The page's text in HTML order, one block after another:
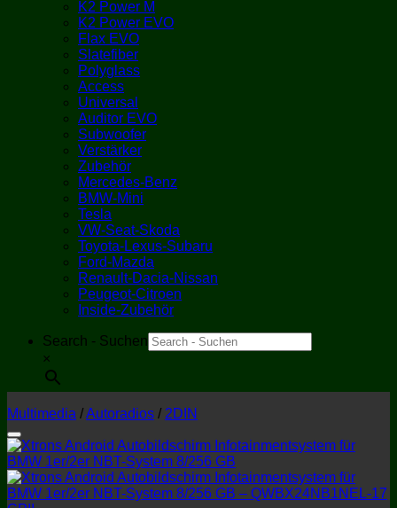
K2 Power M
K2 Power EVO
Flax EVO
Slatefiber
Polyglass
Access
Universal
Auditor EVO
Subwoofer
Verstärker
Zubehör
Mercedes-Benz
BMW-Mini
Tesla
VW-Seat-Skoda
Toyota-Lexus-Subaru
Ford-Mazda
Renault-Dacia-Nissan
Peugeot-Citroen
Inside-Zubehör
Search - Suchen
×
Multimedia /Autoradios / 2DIN